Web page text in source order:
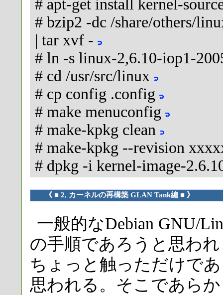
# apt-get install kernel-
# bzip2 -dc /share/others/
| tar xvf -
# ln -s linux-2,6.10-iop1-
# cd /usr/src/linux
# cp config .config
# make menuconfig
# make-kpkg clean
# make-kpkg --revision
# dpkg -i kernel-image-
《 ■ 2, カーネルの再構築 GLAN Tank編 ■ 》
一般的なDebian GNU/
の手順であろうと思わ
ちょっと触っただけで
思われる。そこであら